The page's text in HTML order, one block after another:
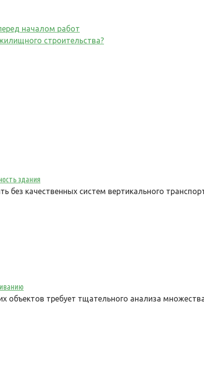
началом работ
строительства?
здания
качественных систем вертикального
требует тщательного анализа